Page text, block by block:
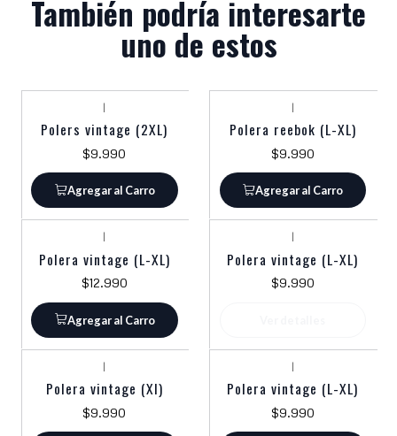
También podría interesarte
uno de estos
|
Polers vintage (2XL)
$9.990
Agregar al Carro
|
Polera reebok (L-XL)
$9.990
Agregar al Carro
|
Polera vintage (L-XL)
$12.990
Agregar al Carro
|
Polera vintage (L-XL)
$9.990
|
Polera vintage (Xl)
$9.990
|
Polera vintage (L-XL)
$9.990